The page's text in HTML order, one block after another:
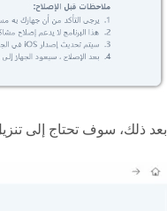
بعد ذلك، سوف تحتاج إلى